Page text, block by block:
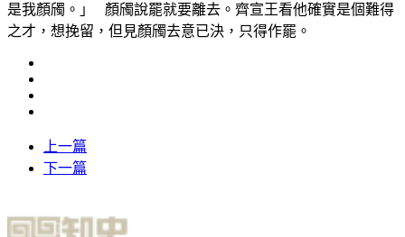
是我顏斶。」 顏斶說罷就要離去。齊宣王看他確實是個難得
之才，想挽留，但見顏斶去意已決，只得作罷。
上一篇
下一篇